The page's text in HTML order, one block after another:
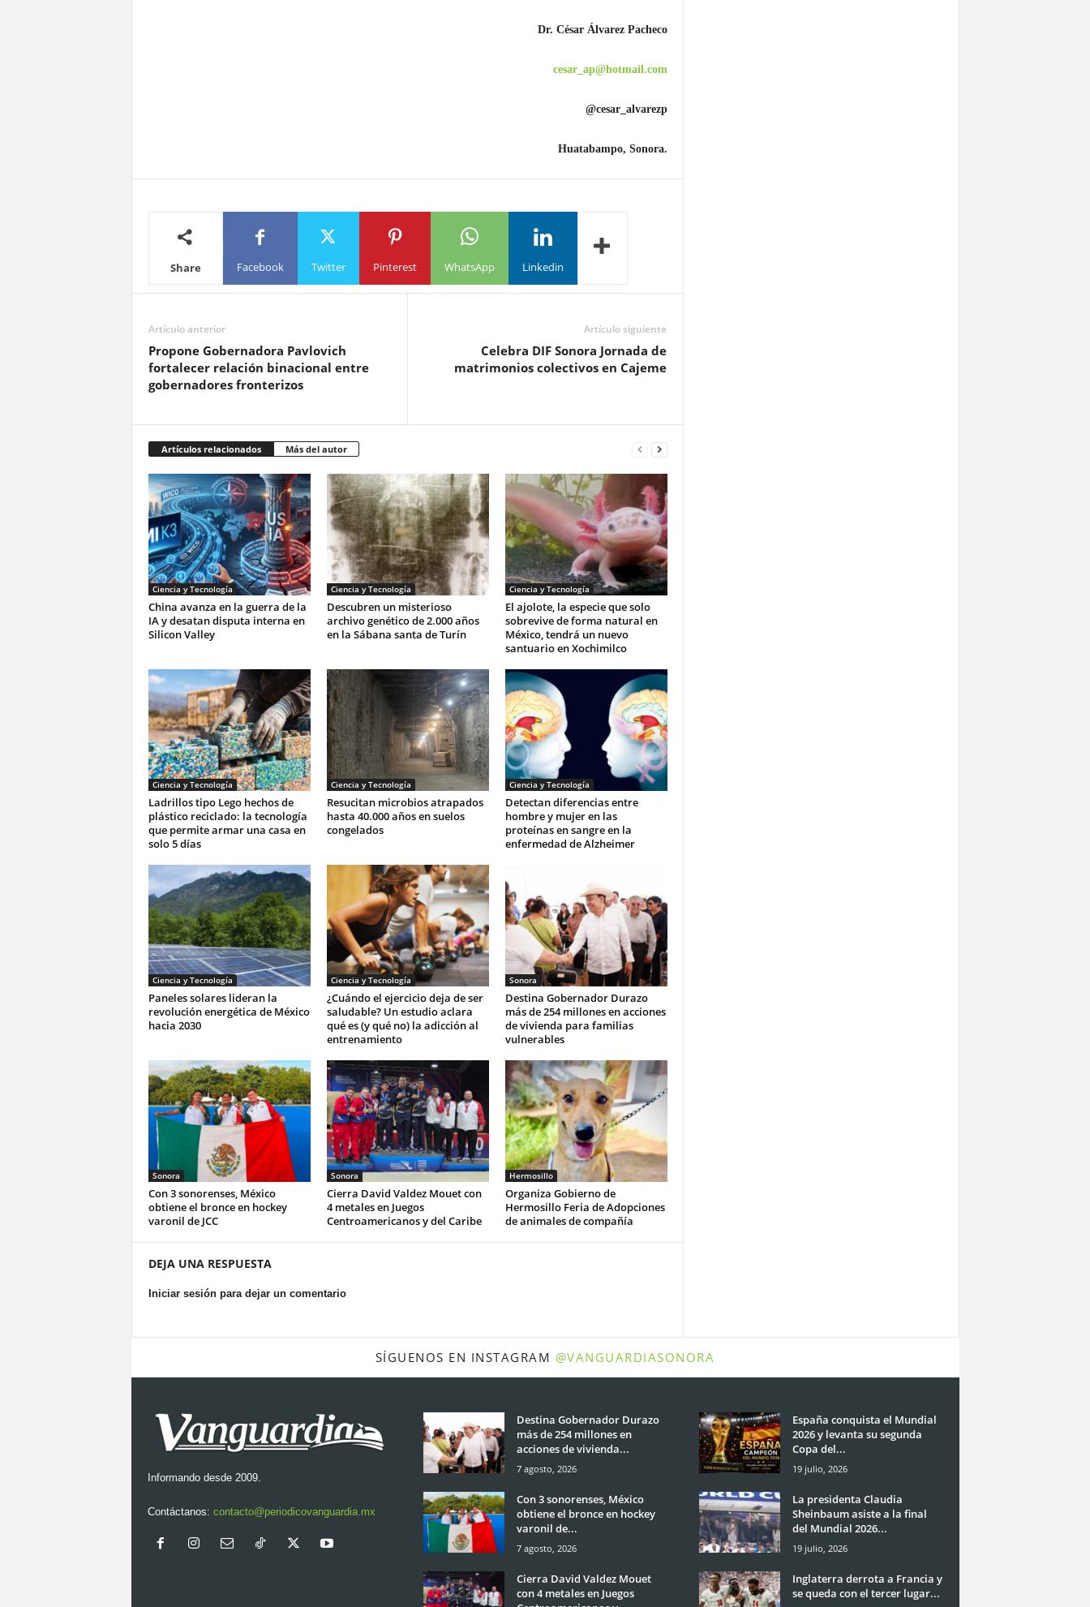
Dr. César Álvarez Pacheco
cesar_ap@hotmail.com
@cesar_alvarezp
Huatabampo, Sonora.
Share Facebook Twitter Pinterest WhatsApp Linkedin
Artículo anterior
Propone Gobernadora Pavlovich
fortalecer relación binacional entre
gobernadores fronterizos
Artículo siguiente
Celebra DIF Sonora Jornada de
matrimonios colectivos en Cajeme
Artículos relacionados Más del autor
Ciencia y Tecnología
China avanza en la guerra de la
IA y desatan disputa interna en
Silicon Valley
Ciencia y Tecnología
Descubren un misterioso
archivo genético de 2.000 años
en la Sábana santa de Turín
Ciencia y Tecnología
El ajolote, la especie que solo
sobrevive de forma natural en
México, tendrá un nuevo
santuario en Xochimilco
Ciencia y Tecnología
Ladrillos tipo Lego hechos de
plástico reciclado: la tecnología
que permite armar una casa en
solo 5 días
Ciencia y Tecnología
Resucitan microbios atrapados
hasta 40.000 años en suelos
congelados
Ciencia y Tecnología
Detectan diferencias entre
hombre y mujer en las
proteínas en sangre en la
enfermedad de Alzheimer
Ciencia y Tecnología
Paneles solares lideran la
revolución energética de México
hacia 2030
Ciencia y Tecnología
¿Cuándo el ejercicio deja de ser
saludable? Un estudio aclara
qué es (y qué no) la adicción al
entrenamiento
Sonora
Destina Gobernador Durazo
más de 254 millones en acciones
de vivienda para familias
vulnerables
Sonora
Con 3 sonorenses, México
obtiene el bronce en hockey
varonil de JCC
Sonora
Cierra David Valdez Mouet con
4 metales en Juegos
Centroamericanos y del Caribe
Hermosillo
Organiza Gobierno de
Hermosillo Feria de Adopciones
de animales de compañía
DEJA UNA RESPUESTA
Iniciar sesión para dejar un comentario
SÍGUENOS EN INSTAGRAM @VANGUARDIASONORA
Informando desde 2009.
Contáctanos: contacto@periodicovanguardia.mx
Destina Gobernador Durazo
más de 254 millones en
acciones de vivienda...
7 agosto, 2026
Con 3 sonorenses, México
obtiene el bronce en hockey
varonil de...
7 agosto, 2026
Cierra David Valdez Mouet
con 4 metales en Juegos
España conquista el Mundial
2026 y levanta su segunda
Copa del...
19 julio, 2026
La presidenta Claudia
Sheinbaum asiste a la final
del Mundial 2026...
19 julio, 2026
Inglaterra derrota a Francia y
se queda con el tercer lugar...